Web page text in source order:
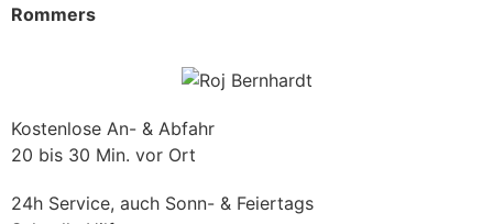
Rommers
Kostenlose An- & Abfahr
20 bis 30 Min. vor Ort
24h Service, auch Sonn- & Feiertags